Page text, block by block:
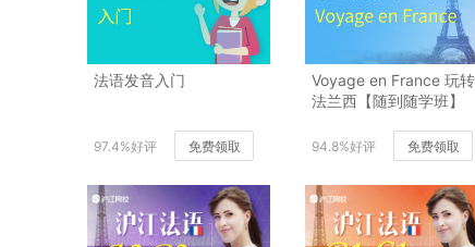
法语发音入门
97.4%好评 免费领取
Voyage en France 玩转
法兰西【随到随学班】
94.8%好评 免费领取